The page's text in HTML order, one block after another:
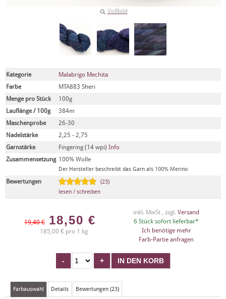
Vollbild
Kategorie
Malabrigo Mechita
Farbe
MTA883 Sheri
Menge pro Stück
100g
Lauflänge / 100g
384m
Maschenprobe
26-30
Nadelstärke
2,25 - 2,75
Garnstärke
Fingering (14 wpi) Info
Zusammensetzung 100% Wolle
Der Hersteller beschreibt das Garn als 100% Merino
Bewertungen
(23)
lesen / schreiben
19,40 € 18,50 €
185,00 € pro 1 kg
inkl. MwSt , zzgl. Versand
6 Stück sofort lieferbar*
Ich benötige mehr
Farb-Partie anfragen
Farbauswahl Details Bewertungen (23)